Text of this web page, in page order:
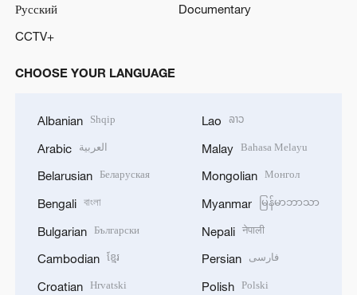
Русский
Documentary
CCTV+
CHOOSE YOUR LANGUAGE
Albanian Shqip
Arabic العربية
Belarusian Беларуская
Bengali বাংলা
Bulgarian Български
Cambodian ខ្មែរ
Croatian Hrvatski
Lao ລາວ
Malay Bahasa Melayu
Mongolian Монгол
Myanmar မြန်မာဘာသာ
Nepali नेपाली
Persian فارسی
Polish Polski